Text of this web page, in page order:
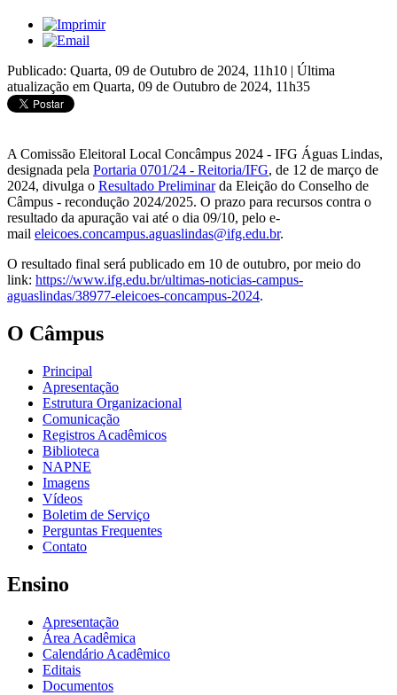
Publicado: Quarta, 09 de Outubro de 2024, 11h10 | Última
atualização em Quarta, 09 de Outubro de 2024, 11h35
A Comissão Eleitoral Local Concâmpus 2024 - IFG Águas Lindas,
designada pela Portaria 0701/24 - Reitoria/IFG, de 12 de março de
2024, divulga o Resultado Preliminarda Eleição do Conselho de
Câmpus - recondução 2024/2025. O prazo para recursos contra o
resultado da apuração vai até o dia 09/10, pelo e-
mail eleicoes.concampus.aguaslindas@ifg.edu.br.
O resultado final será publicado em 10 de outubro, por meio do
link: https://www.ifg.edu.br/ultimas-noticias-campus-
aguaslindas/38977-eleicoes-concampus-2024.
O Câmpus
Principal
Apresentação
Estrutura Organizacional
Comunicação
Registros Acadêmicos
Biblioteca
NAPNE
Imagens
Vídeos
Boletim de Serviço
Perguntas Frequentes
Contato
Ensino
Apresentação
Área Acadêmica
Calendário Acadêmico
Editais
Documentos